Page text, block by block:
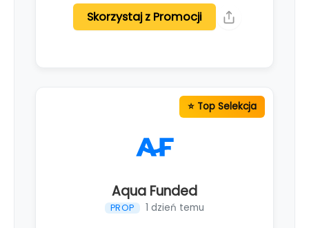
Skorzystaj z Promocji
Aqua Funded
PROP 1 dzień temu